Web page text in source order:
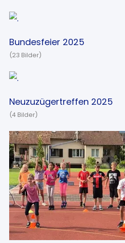
Bundesfeier 2025
(23 Bilder)
Neuzuzügertreffen 2025
(4 Bilder)